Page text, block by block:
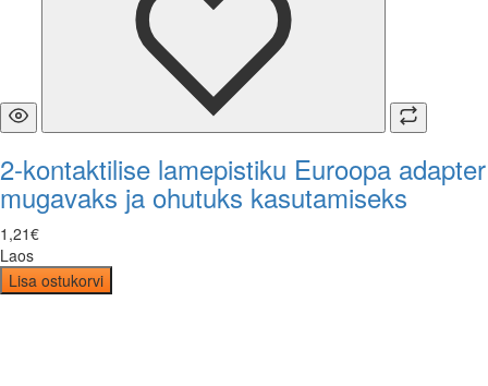
2-kontaktilise lamepistiku Euroopa adapter
mugavaks ja ohutuks kasutamiseks
1 ,21€
Laos
Lisa ostukorvi